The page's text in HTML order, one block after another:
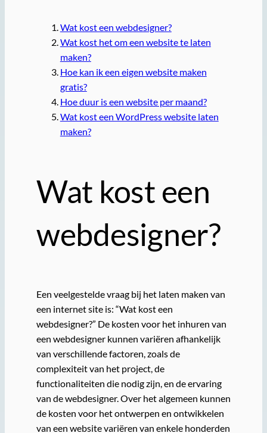
Wat kost een webdesigner?
Wat kost het om een website te laten
maken?
Hoe kan ik een eigen website maken
gratis?
Hoe duur is een website per maand?
Wat kost een WordPress website laten
maken?
Wat kost een
webdesigner?
Een veelgestelde vraag bij het laten maken van
een internet site is: “Wat kost een
webdesigner?” De kosten voor het inhuren van
een webdesigner kunnen variëren afhankelijk
van verschillende factoren, zoals de
complexiteit van het project, de
functionaliteiten die nodig zijn, en de ervaring
van de webdesigner. Over het algemeen kunnen
de kosten voor het ontwerpen en ontwikkelen
van een website variëren van enkele honderden